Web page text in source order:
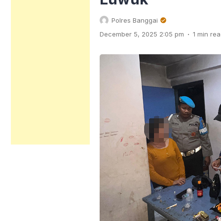
Polres Banggai
December 5, 2025 2:05 pm . 1 min